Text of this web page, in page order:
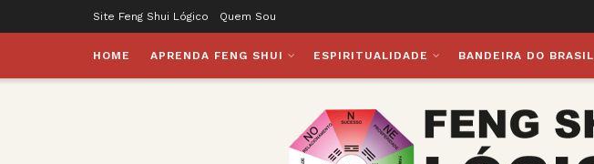
Site Feng Shui Lógico Quem Sou
HOME APRENDA FENG SHUI ESPIRITUALIDADE BANDEIRA DO BRASIL